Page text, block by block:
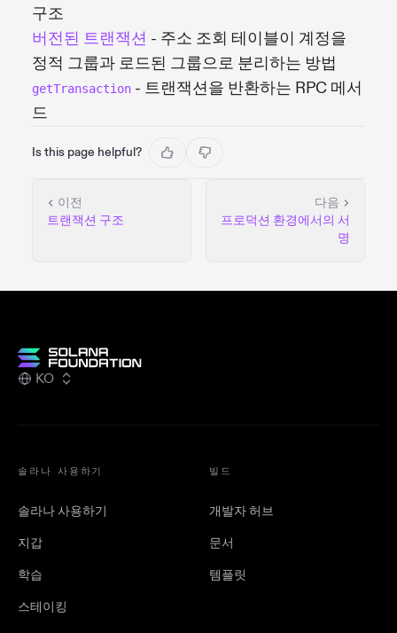
구조
버전된 트랜잭션 - 주소 조회 테이블이 계정을
정적 그룹과 로드된 그룹으로 분리하는 방법
getTransaction - 트랜잭션을 반환하는 RPC 메서
드
Is this page helpful?
이전
트랜잭션 구조
다음
프로덕션 환경에서의 서
명
KO
솔라나 사용하기
솔라나 사용하기
지갑
학습
스테이킹
빌드
개발자 허브
문서
템플릿